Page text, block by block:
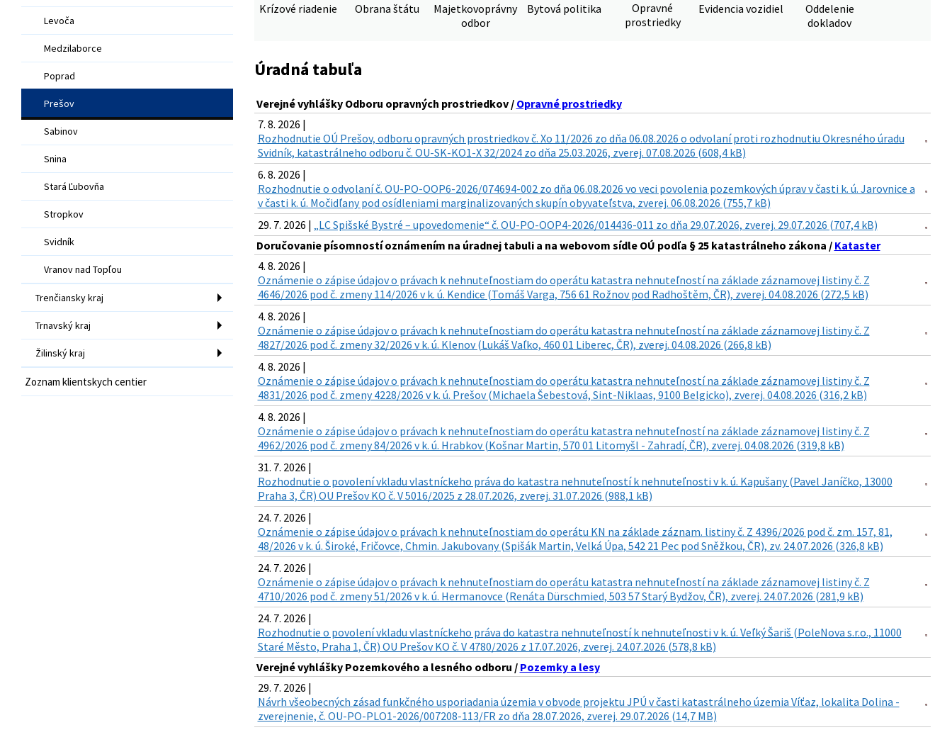
Levoča
Medzilaborce
Poprad
Prešov
Sabinov
Snina
Stará Ľubovňa
Stropkov
Svidník
Vranov nad Topľou
Trenčiansky kraj
Trnavský kraj
Žilinský kraj
Zoznam klientskych centier
Krízové riadenie Obrana štátu
Majetkovoprávny
odbor
Bytová politika
Opravné
prostriedky
Evidencia vozidiel
Oddelenie
dokladov
Úradná tabuľa
Verejné vyhlášky Odboru opravných prostriedkov / Opravné prostriedky
7. 8. 2026 |
Rozhodnutie OÚ Prešov, odboru opravných prostriedkov č. Xo 11/2026 zo dňa 06.08.2026 o odvolaní proti rozhodnutiu Okresného úradu
Svidník, katastrálneho odboru č. OU-SK-KO1-X 32/2024 zo dňa 25.03.2026, zverej. 07.08.2026 (608,4 kB)
6. 8. 2026 |
Rozhodnutie o odvolaní č. OU-PO-OOP6-2026/074694-002 zo dňa 06.08.2026 vo veci povolenia pozemkových úprav v časti k. ú. Jarovnice a
v časti k. ú. Močidľany pod osídleniami marginalizovaných skupín obyvateľstva, zverej. 06.08.2026 (755,7 kB)
29. 7. 2026 | „LC Spišské Bystré – upovedomenie“ č. OU-PO-OOP4-2026/014436-011 zo dňa 29.07.2026, zverej. 29.07.2026 (707,4 kB)
Doručovanie písomností oznámením na úradnej tabuli a na webovom sídle OÚ podľa § 25 katastrálneho zákona / Kataster
4. 8. 2026 |
Oznámenie o zápise údajov o právach k nehnuteľnostiam do operátu katastra nehnuteľností na základe záznamovej listiny č. Z
4646/2026 pod č. zmeny 114/2026 v k. ú. Kendice (Tomáš Varga, 756 61 Rožnov pod Radhoštěm, ČR), zverej. 04.08.2026 (272,5 kB)
4. 8. 2026 |
Oznámenie o zápise údajov o právach k nehnuteľnostiam do operátu katastra nehnuteľností na základe záznamovej listiny č. Z
4827/2026 pod č. zmeny 32/2026 v k. ú. Klenov (Lukáš Vaľko, 460 01 Liberec, ČR), zverej. 04.08.2026 (266,8 kB)
4. 8. 2026 |
Oznámenie o zápise údajov o právach k nehnuteľnostiam do operátu katastra nehnuteľností na základe záznamovej listiny č. Z
4831/2026 pod č. zmeny 4228/2026 v k. ú. Prešov (Michaela Šebestová, Sint-Niklaas, 9100 Belgicko), zverej. 04.08.2026 (316,2 kB)
4. 8. 2026 |
Oznámenie o zápise údajov o právach k nehnuteľnostiam do operátu katastra nehnuteľností na základe záznamovej listiny č. Z
4962/2026 pod č. zmeny 84/2026 v k. ú. Hrabkov (Košnar Martin, 570 01 Litomyšl - Zahradí, ČR), zverej. 04.08.2026 (319,8 kB)
31. 7. 2026 |
Rozhodnutie o povolení vkladu vlastníckeho práva do katastra nehnuteľností k nehnuteľnosti v k. ú. Kapušany (Pavel Janíčko, 13000
Praha 3, ČR) OU Prešov KO č. V 5016/2025 z 28.07.2026, zverej. 31.07.2026 (988,1 kB)
24. 7. 2026 |
Oznámenie o zápise údajov o právach k nehnuteľnostiam do operátu KN na základe záznam. listiny č. Z 4396/2026 pod č. zm. 157, 81,
48/2026 v k. ú. Široké, Fričovce, Chmin. Jakubovany (Spišák Martin, Velká Úpa, 542 21 Pec pod Sněžkou, ČR), zv. 24.07.2026 (326,8 kB)
24. 7. 2026 |
Oznámenie o zápise údajov o právach k nehnuteľnostiam do operátu katastra nehnuteľností na základe záznamovej listiny č. Z
4710/2026 pod č. zmeny 51/2026 v k. ú. Hermanovce (Renáta Dürschmied, 503 57 Starý Bydžov, ČR), zverej. 24.07.2026 (281,9 kB)
24. 7. 2026 |
Rozhodnutie o povolení vkladu vlastníckeho práva do katastra nehnuteľností k nehnuteľnosti v k. ú. Veľký Šariš (PoleNova s.r.o., 11000
Staré Město, Praha 1, ČR) OU Prešov KO č. V 4780/2026 z 17.07.2026, zverej. 24.07.2026 (578,8 kB)
Verejné vyhlášky Pozemkového a lesného odboru / Pozemky a lesy
29. 7. 2026 |
Návrh všeobecných zásad funkčného usporiadania územia v obvode projektu JPÚ v časti katastrálneho územia Víťaz, lokalita Dolina -
zverejnenie, č. OU-PO-PLO1-2026/007208-113/FR zo dňa 28.07.2026, zverej. 29.07.2026 (14,7 MB)